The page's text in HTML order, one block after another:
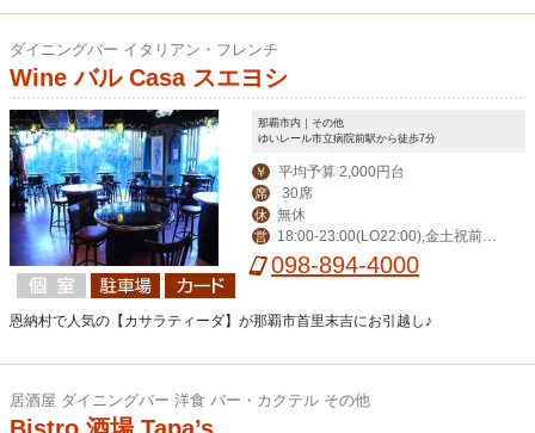
ダイニングバー イタリアン・フレンチ
Wine バル Casa スエヨシ
那覇市内｜その他
ゆいレール市立病院前駅から徒歩7分
￥ 平均予算 2,000円台
席 30席
休 無休
営
18:00-23:00(LO22:00),金土祝前1
8:00-24:00(LO23:00),日11:30-15:00,1
098-894-4000
恩納村で人気の【カサラティーダ】が那覇市首里末吉にお引越し♪
居酒屋 ダイニングバー 洋食 バー・カクテル その他